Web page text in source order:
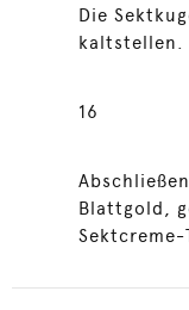
Die
kaltstellen.
16
Blattgold,